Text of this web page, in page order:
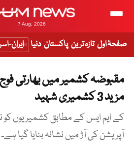
7 Aug, 2026
صفحۂ اول تازہ ترین پاکستان دنیا ایران-
مقبوضہ کشمیر میں بھارتی
مزید 3 کشمیری شہید
کے ایم ایس کے مطابق کشمیریوں کو
آپریشن کی آڑ میں نشانہ بنایا گیا ہے۔